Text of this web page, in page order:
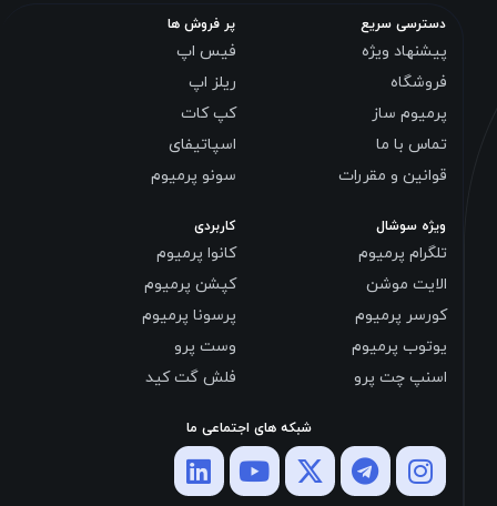
دسترسی سریع
پیشنهاد ویژه
فروشگاه
پرمیوم ساز
تماس با ما
قوانین و مقررات
پر فروش ها
فیس اپ
ریلز اپ
کپ کات
اسپاتیفای
سونو پرمیوم
ویژه سوشال
تلگرام پرمیوم
الایت موشن
کورسر پرمیوم
یوتوب پرمیوم
اسنپ چت پرو
کاربردی
کانوا پرمیوم
کپشن پرمیوم
پرسونا پرمیوم
وست پرو
فلش گت کید
شبکه های اجتماعی ما